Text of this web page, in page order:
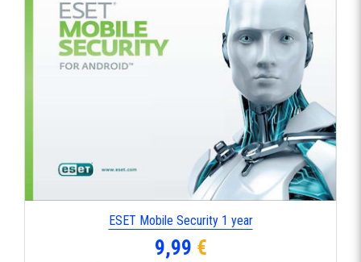
ESET Mobile Security 1 year
9,99 €